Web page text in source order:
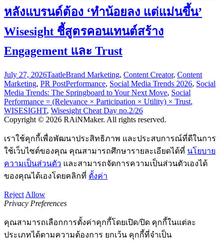
หลังแบรนด์ต้อง ‘ทำน้อยลง แต่แม่นขึ้น’
Wisesight ชี้สูตรคอนเทนต์สร้าง
Engagement และ Trust
July 27, 2026TaatleBrand Marketing, Content Creator, Content
Marketing, PR PostPerformance, Social Media Trends 2026, Social
Media Trends: The Springboard to Your Next Move, Social
Performance = (Relevance × Participation × Utility) × Trust,
WISESIGHT, Wisesight Cheat Day no.2/26
Copyright © 2026 RAiNMaker. All rights reserved.
เราใช้คุกกี้เพื่อพัฒนาประสิทธิภาพ และประสบการณ์ที่ดีในการ
ใช้เว็บไซต์ของคุณ คุณสามารถศึกษารายละเอียดได้ที่ นโยบาย
ความเป็นส่วนตัว และสามารถจัดการความเป็นส่วนตัวเองได้
ของคุณได้เองโดยคลิกที่ ตั้งค่า
Reject Allow
Privacy Preferences
คุณสามารถเลือกการตั้งค่าคุกกี้โดยเปิด/ปิด คุกกี้ในแต่ละ
ประเภทได้ตามความต้องการ ยกเว้น คุกกี้ที่จำเป็น